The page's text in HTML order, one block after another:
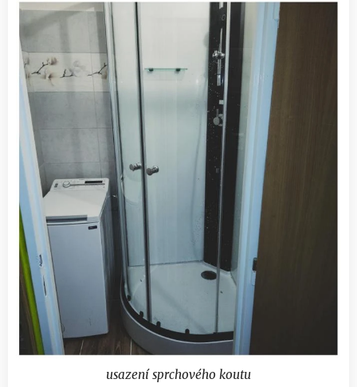
usazení sprchového koutu